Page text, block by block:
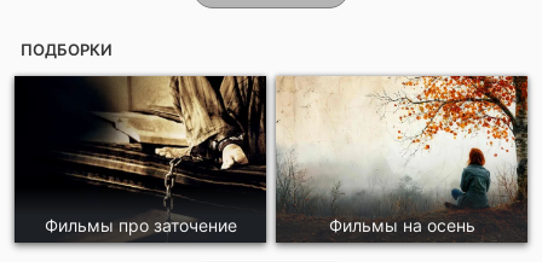
ПОДБОРКИ
Фильмы про заточение Фильмы на осень